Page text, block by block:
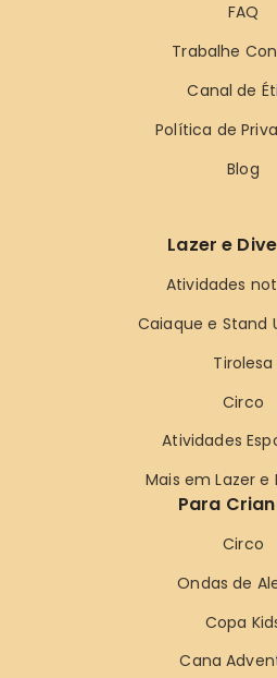
FAQ
Trabalhe
Canal de
Política de
Blog
Lazer e
Atividades
Caiaque e Stand
Tirolesa
Circo
Atividades
Mais em Lazer e
Para
Circo
Ondas de
Copa
Cana